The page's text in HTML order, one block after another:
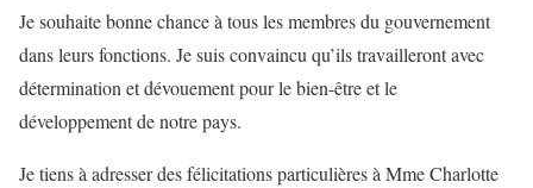
Je souhaite bonne chance à tous les membres du gouvernement
dans leurs fonctions. Je suis convaincu qu’ils travailleront avec
détermination et dévouement pour le bien-être et le
développement de notre pays.
Je tiens à adresser des félicitations particulières à Mme Charlotte